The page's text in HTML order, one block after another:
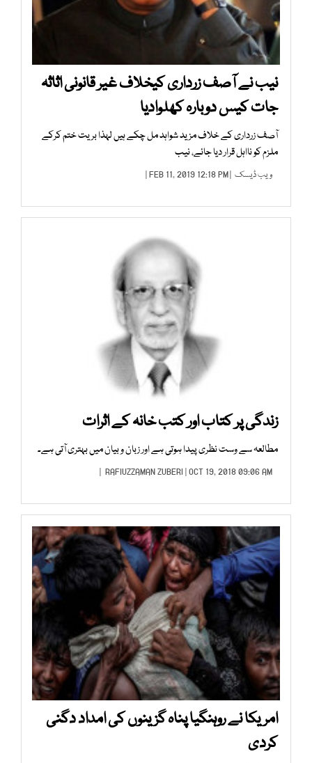
نیب نے آصف زرداری کیخلاف غیر قانونی اثاثہ
جات کیس دوبارہ کھلوادیا
آصف زرداری کے خلاف مزید شواہد مل چکے ہیں لہذا بریت ختم کرکے
ملزم کو نااہل قرار دیا جائے، نیب
ویب ڈیسک | FEB 11, 2019 12:18 PM |
زندگی پر کتاب اور کتب خانہ کے اثرات
مطالعہ سے وست نظری پیدا ہوتی ہے اور زبان و بیان میں بہتری آتی ہے۔
RAFIUZZAMAN ZUBERI | OCT 19, 2018 09:06 AM |
امریکا نے روہنگیا پناہ گزینوں کی امداد دگنی
کردی